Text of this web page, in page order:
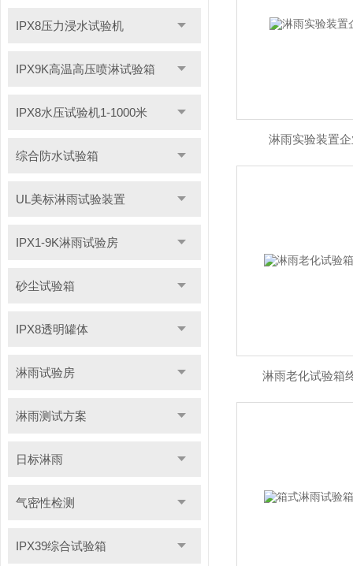
IPX8压力浸水试验机
IPX9K高温高压喷淋试验箱
IPX8水压试验机1-1000米
综合防水试验箱
UL美标淋雨试验装置
IPX1-9K淋雨试验房
砂尘试验箱
IPX8透明罐体
淋雨试验房
淋雨测试方案
日标淋雨
气密性检测
IPX39综合试验箱
淋雨实验装置
淋雨老化试验箱